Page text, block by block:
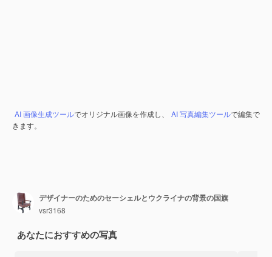
AI 画像生成ツールでオリジナル画像を作成し、 AI 写真編集ツールで編集で
きます。
デザイナーのためのセーシェルとウクライナの背景の国旗
vsr3168
あなたにおすすめの写真